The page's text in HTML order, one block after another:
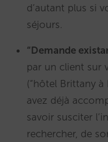
d’autant plus si
séjours.
“Demande
par un client sur
(“hôtel Brittany à
avez déjà
savoir susciter
rechercher, de